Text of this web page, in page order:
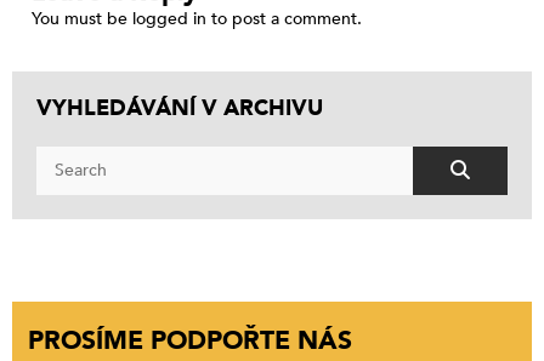
You must be logged in to post a comment.
VYHLEDÁVÁNÍ V ARCHIVU
PROSÍME PODPOŘTE NÁS